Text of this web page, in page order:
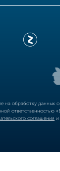
на обработку
соглашения и